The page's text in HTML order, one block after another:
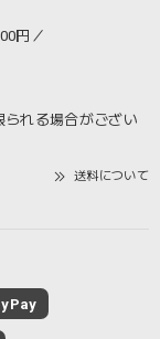
円／
れる場合がござい
送料について